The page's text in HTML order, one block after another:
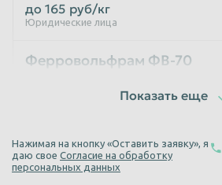
Юридические лица
до 165 руб/кг
Ферровольфрам ФВ-70
Юридические лица
Нажимая на кнопку «Оставить заявку», я
даю свое Согласие на обработку
персональных данных